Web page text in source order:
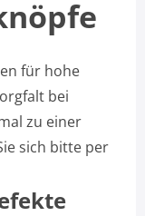
für hohe
bei
zu einer
sich bitte per